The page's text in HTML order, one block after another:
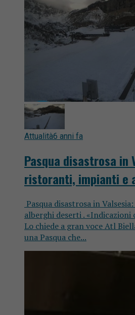
Attualità6 anni fa
Pasqua disastrosa in
ristoranti, impianti e
Pasqua disastrosa in
alberghi deserti .
Lo chiede a gran voce Atl
una Pasqua che...